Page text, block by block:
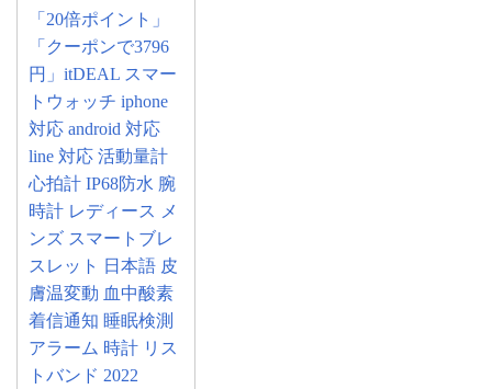
「20倍ポイント」
「クーポンで3796
円」itDEAL スマー
トウォッチ iphone
対応 android 対応
line 対応 活動量計
心拍計 IP68防水 腕
時計 レディース メ
ンズ スマートブレ
スレット 日本語 皮
膚温変動 血中酸素
着信通知 睡眠検測
アラーム 時計 リス
トバンド 2022